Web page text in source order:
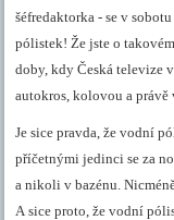
šéfredaktorka - se v
pólistek! Že jste o
doby, kdy Česká televize
autokros, kolovou a
Je sice pravda, že vodní
příčetnými jedinci se za
a nikoli v bazénu.
A sice proto, že vodní